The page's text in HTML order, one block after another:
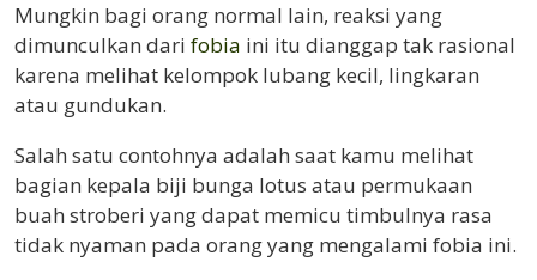
Mungkin bagi orang normal lain, reaksi yang
dimunculkan dari fobia ini itu dianggap tak rasional
karena melihat kelompok lubang kecil, lingkaran
atau gundukan.
Salah satu contohnya adalah saat kamu melihat
bagian kepala biji bunga lotus atau permukaan
buah stroberi yang dapat memicu timbulnya rasa
tidak nyaman pada orang yang mengalami fobia ini.